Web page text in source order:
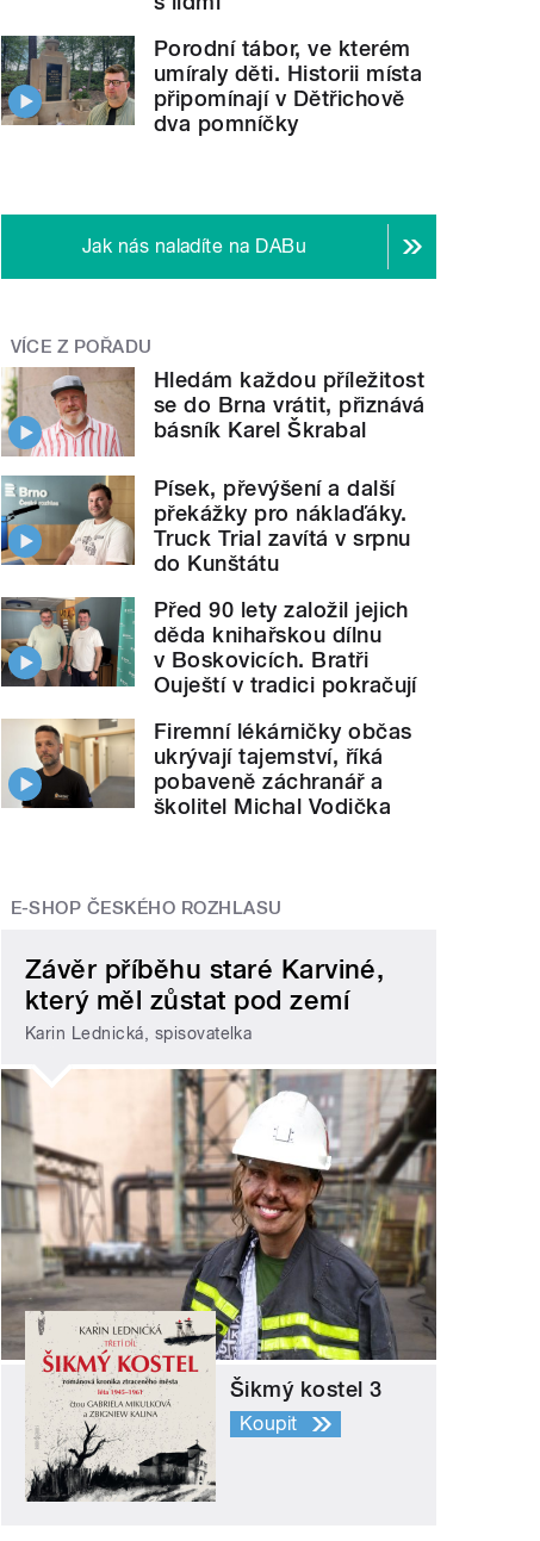
Porodní tábor, ve kterém
umíraly děti. Historii místa
připomínají v Dětřichově
dva pomníčky
Jak nás naladíte na DABu
VÍCE Z POŘADU
Hledám každou příležitost
se do Brna vrátit, přiznává
básník Karel Škrabal
Písek, převýšení a další
překážky pro náklaďáky.
Truck Trial zavítá v srpnu
do Kunštátu
Před 90 lety založil jejich
děda knihařskou dílnu
v Boskovicích. Bratři
Ouještí v tradici pokračují
Firemní lékárničky občas
ukrývají tajemství, říká
pobaveně záchranář a
školitel Michal Vodička
E-SHOP ČESKÉHO ROZHLASU
Závěr příběhu staré Karviné,
který měl zůstat pod zemí
Karin Lednická, spisovatelka
Šikmý kostel 3
Koupit